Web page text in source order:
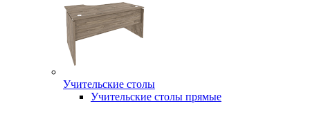
Учительские столы
Учительские столы прямые